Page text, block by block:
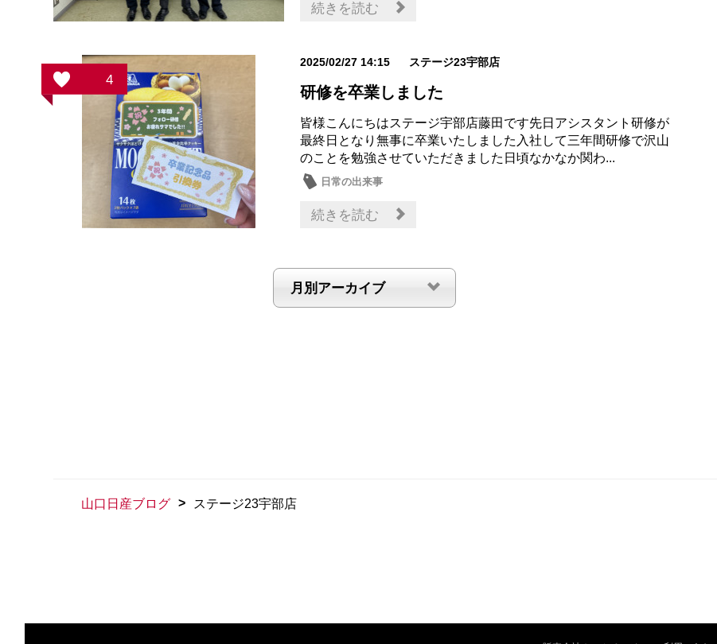
続きを読む
4
2025/02/27 14:15 ステージ23宇部店
研修を卒業しました
皆様こんにちはステージ宇部店藤田です先日アシスタント研修が
最終日となり無事に卒業いたしました入社して三年間研修で沢山
のことを勉強させていただきました日頃なかなか関わ...
日常の出来事
続きを読む
山口日産ブログ > ステージ23宇部店